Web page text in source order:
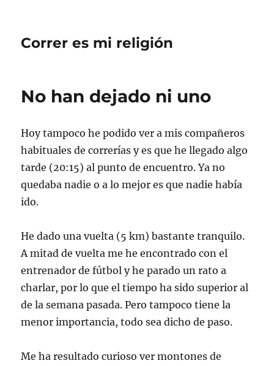
Correr es mi religión
No han dejado ni uno
Hoy tampoco he podido ver a mis compañeros
habituales de correrías y es que he llegado algo
tarde (20:15) al punto de encuentro. Ya no
quedaba nadie o a lo mejor es que nadie había
ido.
He dado una vuelta (5 km) bastante tranquilo.
A mitad de vuelta me he encontrado con el
entrenador de fútbol y he parado un rato a
charlar, por lo que el tiempo ha sido superior al
de la semana pasada. Pero tampoco tiene la
menor importancia, todo sea dicho de paso.
Me ha resultado curioso ver montones de